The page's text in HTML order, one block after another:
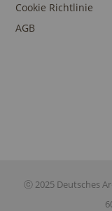
Cookie Richtlinie
AGB
ⓒ 2025 Deutsches